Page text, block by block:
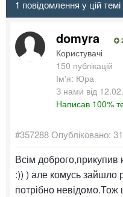
1 повідомлення у цій темі
domyra
Користувачі
150 публікацій
Ім'я: Юра
З нами від
Написав 100%
#357288Опубліковано:
Всім доброго,прикупив
:)) ) але комусь зайшло
потрібно